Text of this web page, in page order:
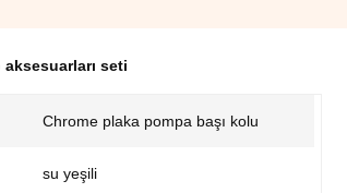
seti
Chrome plaka pompa başı kolu
su yeşili